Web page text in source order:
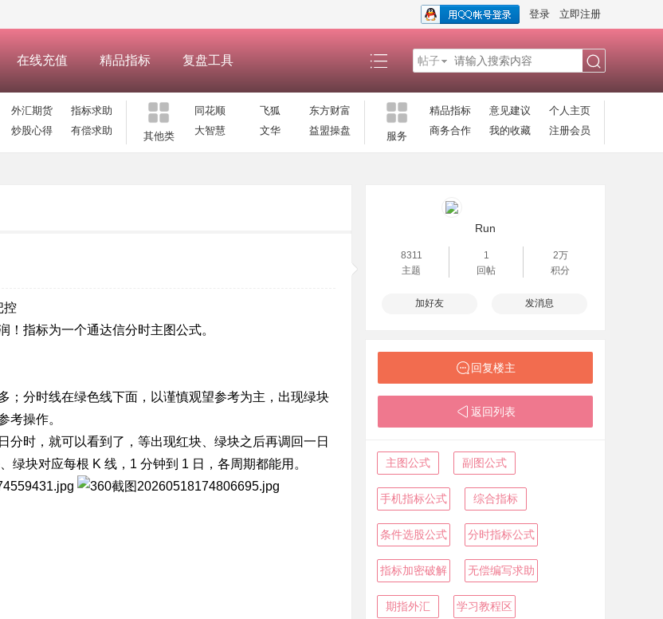
登录 立即注册
在线充值 精品指标 复盘工具 帖子
外汇期货
指标求助
炒股心得 有偿求助 其他类
同花顺 飞狐
东方财富
大智慧
文华 益盟操盘 服务
精品指标 意见建议
个人主页
商务合作
我的收藏 注册会员
控
指标为一个通达信分时主图公式。
；分时线在绿色线下面，以谨慎观望参考为主，出现绿块
考操作。
时，就可以看到了，等出现红块、绿块之后再调回一日
块对应每根 K 线，1 分钟到 1 日，各周期都能用。
Run
8311
主题
1
回帖
2万
积分
加好友 发消息
回复楼主
返回列表
主图公式 副图公式
手机指标公式 综合指标
条件选股公式 分时指标公式
指标加密破解 无偿编写求助
期指外汇 学习教程区